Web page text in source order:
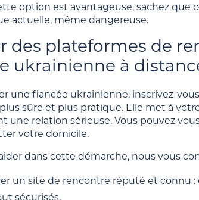
option est avantageuse, sachez
actuelle, même dangereuse.
des plateformes de
ukrainienne à
une fiancée ukrainienne, inscrivez-
sûre et plus pratique. Elle met à
une relation sérieuse. Vous pouvez
votre domicile.
dans cette démarche, nous vous
un site de rencontre réputé et connu
sécurisés.